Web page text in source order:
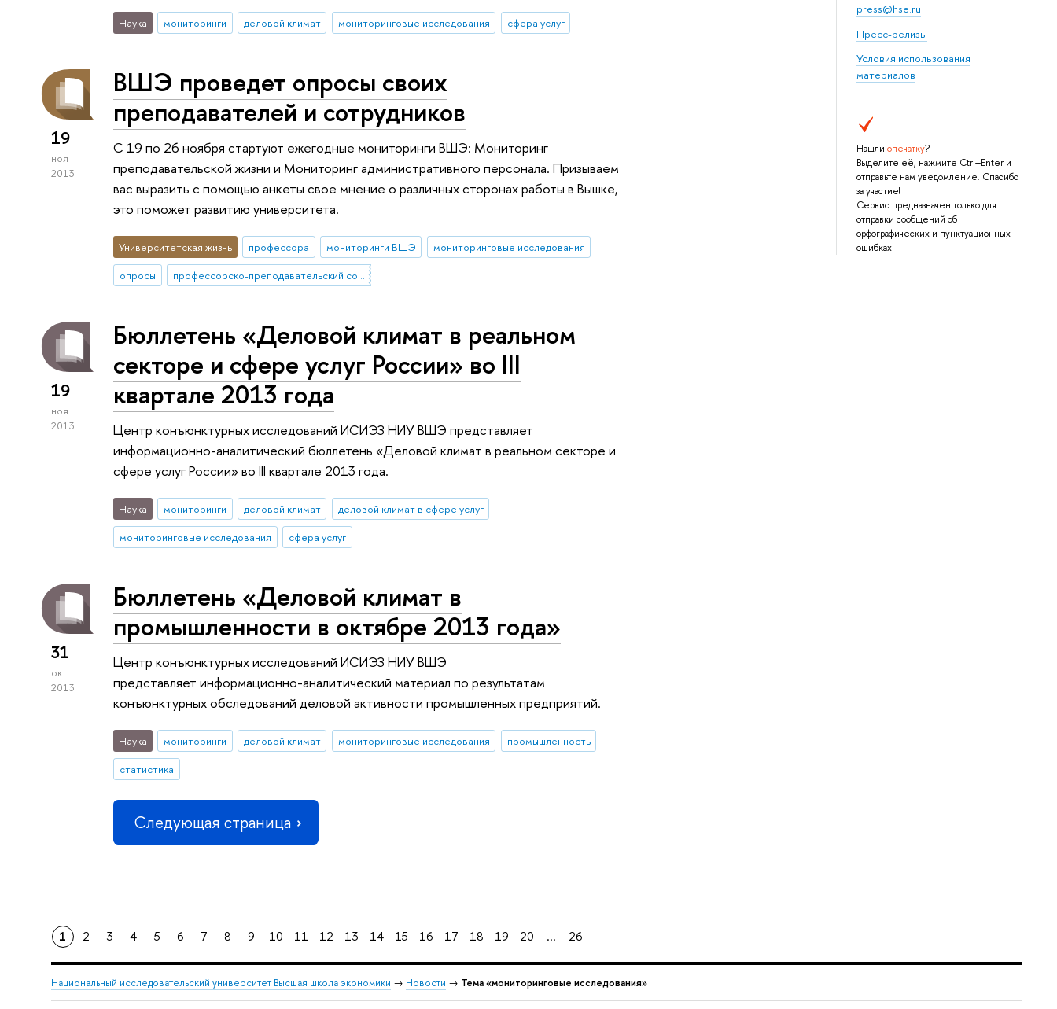
press@hse.ru
Пресс-релизы
Условия использования
материалов
Нашли опечатку?
Выделите её, нажмите Ctrl+Enter и
отправьте нам уведомление. Спасибо
за участие!
Сервис предназначен только для
отправки сообщений об
орфографических и пунктуационных
ошибках.
Наука мониторинги деловой климат мониторинговые исследования сфера услуг
19
ноя
2013
ВШЭ проведет опросы своих
преподавателей и сотрудников
С 19 по 26 ноября стартуют ежегодные мониторинги ВШЭ: Мониторинг
преподавательской жизни и Мониторинг административного персонала. Призываем
вас выразить с помощью анкеты свое мнение о различных сторонах работы в Вышке,
это поможет развитию университета.
Университетская жизнь профессора мониторинги ВШЭ
мониторинговые исследования
опросы
профессорско-преподавательский состав
19
ноя
2013
Бюллетень «Деловой климат в реальном
секторе и сфере услуг России» во III
квартале 2013 года
Центр конъюнктурных исследований ИСИЭЗ НИУ ВШЭ представляет
информационно-аналитический бюллетень «Деловой климат в реальном секторе и
сфере услуг России» во III квартале 2013 года.
Наука мониторинги деловой климат
деловой климат в сфере услуг
мониторинговые исследования
сфера услуг
31
окт
2013
Бюллетень «Деловой климат в
промышленности в октябре 2013 года»
Центр конъюнктурных исследований ИСИЭЗ НИУ ВШЭ
представляет информационно-аналитический материал по результатам
конъюнктурных обследований деловой активности промышленных предприятий.
Наука мониторинги деловой климат мониторинговые исследования
промышленность
статистика
Следующая страница
1 2 3 4 5 6 7 8 9 10 11 12 13 14 15 16 17 18 19 20 ... 26
Национальный исследовательский университет Высшая школа экономики → Новости → Тема «мониторинговые исследования»